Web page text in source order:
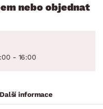
nebo objednat
- 16:00
Další informace